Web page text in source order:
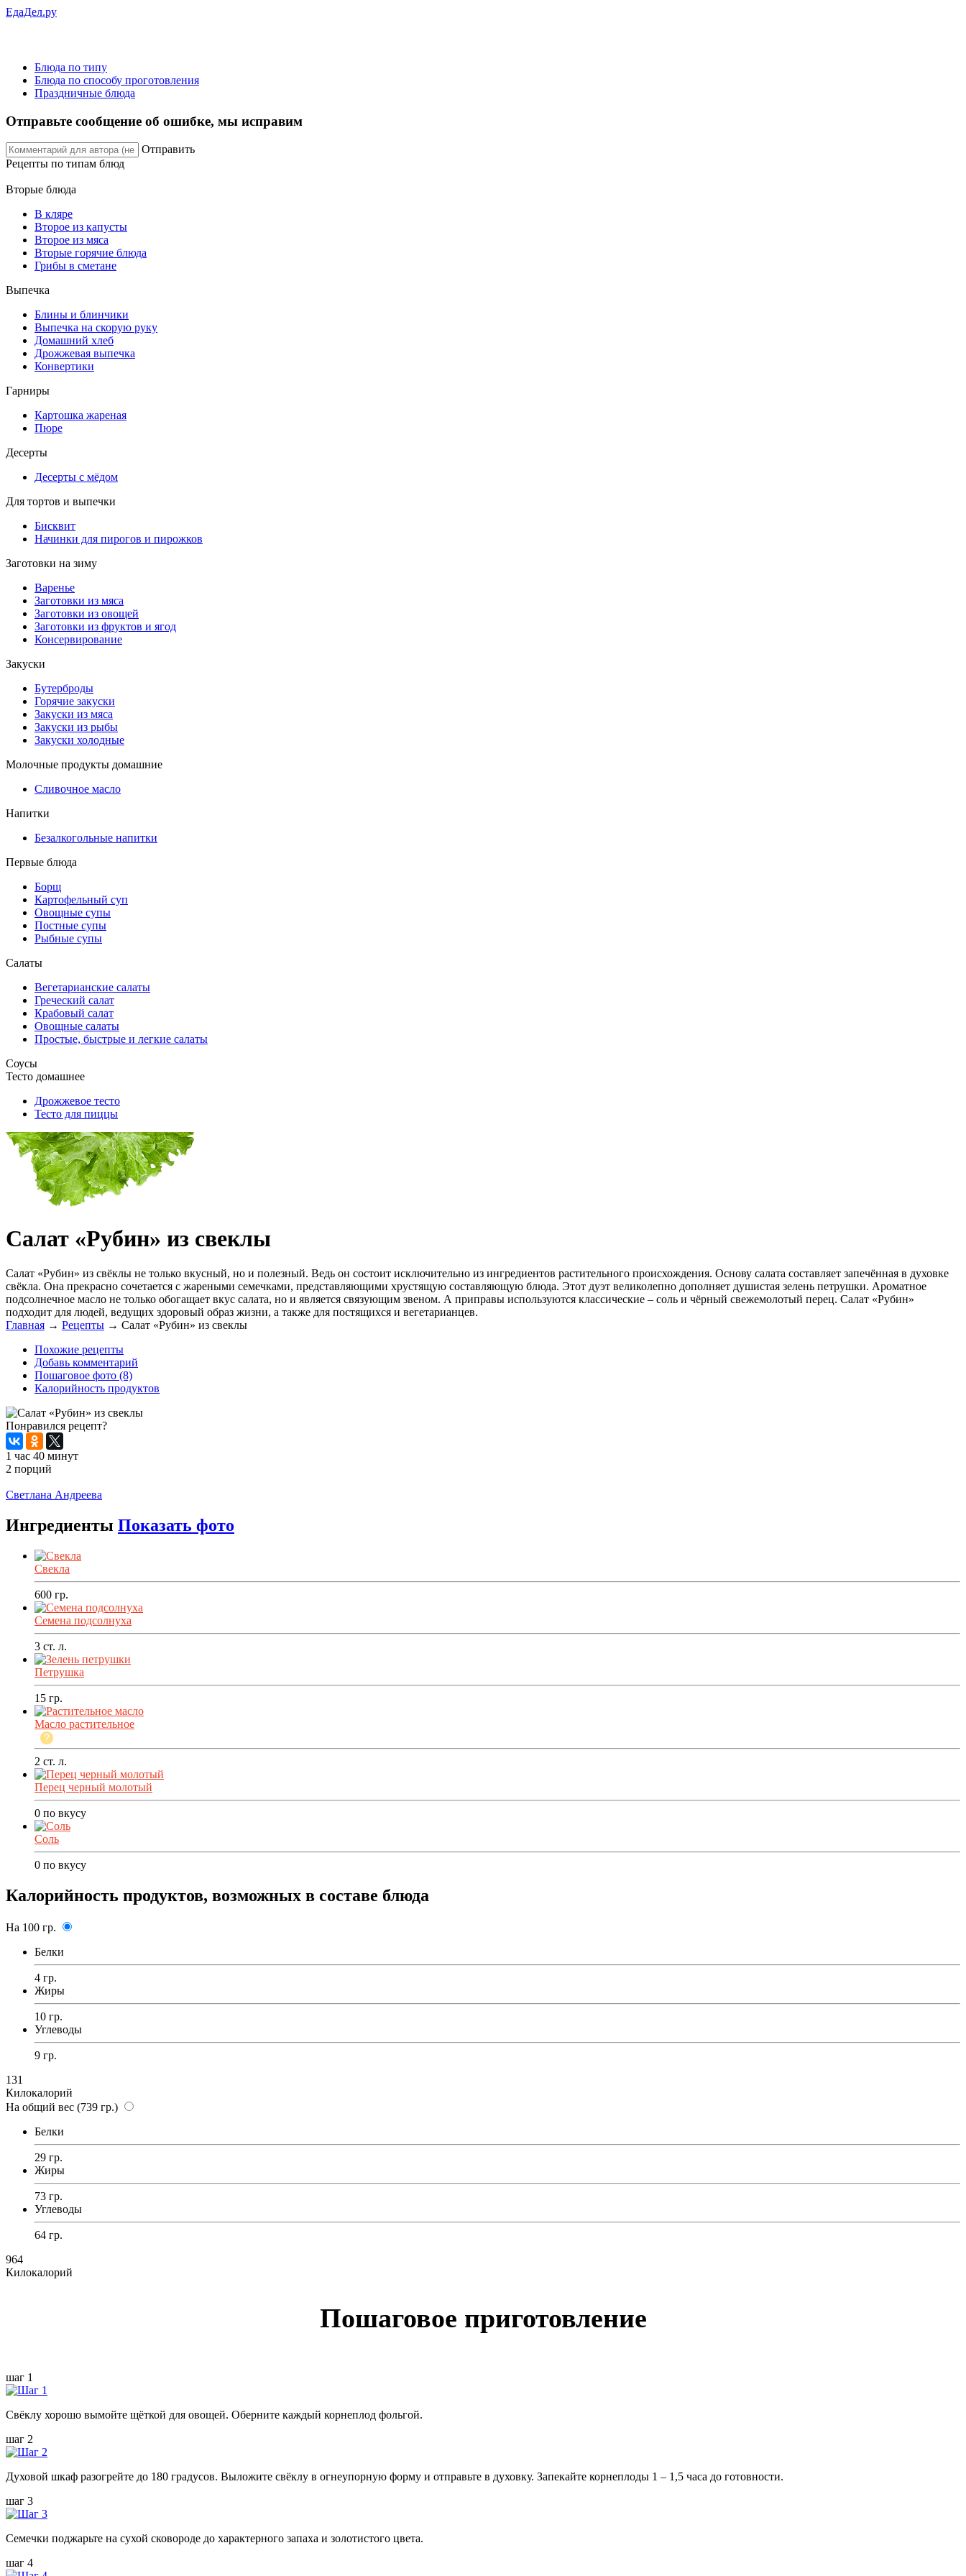
ЕдаДел.ру
Блюда по типу
Блюда по способу проготовления
Праздничные блюда
Отправьте сообщение об ошибке, мы исправим
Отправить
Рецепты по типам блюд
Вторые блюда
В кляре
Второе из капусты
Второе из мяса
Вторые горячие блюда
Грибы в сметане
Выпечка
Блины и блинчики
Выпечка на скорую руку
Домашний хлеб
Дрожжевая выпечка
Конвертики
Гарниры
Картошка жареная
Пюре
Десерты
Десерты с мёдом
Для тортов и выпечки
Бисквит
Начинки для пирогов и пирожков
Заготовки на зиму
Варенье
Заготовки из мяса
Заготовки из овощей
Заготовки из фруктов и ягод
Консервирование
Закуски
Бутерброды
Горячие закуски
Закуски из мяса
Закуски из рыбы
Закуски холодные
Молочные продукты домашние
Сливочное масло
Напитки
Безалкогольные напитки
Первые блюда
Борщ
Картофельный суп
Овощные супы
Постные супы
Рыбные супы
Салаты
Вегетарианские салаты
Греческий салат
Крабовый салат
Овощные салаты
Простые, быстрые и легкие салаты
Соусы
Тесто домашнее
Дрожжевое тесто
Тесто для пиццы
Салат «Рубин» из свеклы
Салат «Рубин» из свёклы не только вкусный, но и полезный. Ведь он состоит исключительно из ингредиентов растительного происхождения. Основу салата составляет запечённая в духовке
свёкла. Она прекрасно сочетается с жареными семечками, представляющими хрустящую составляющую блюда. Этот дуэт великолепно дополняет душистая зелень петрушки. Ароматное
подсолнечное масло не только обогащает вкус салата, но и является связующим звеном. А приправы используются классические – соль и чёрный свежемолотый перец. Салат «Рубин»
подходит для людей, ведущих здоровый образ жизни, а также для постящихся и вегетарианцев.
Главная → Рецепты → Салат «Рубин» из свеклы
Похожие рецепты
Добавь комментарий
Пошаговое фото (8)
Калорийность продуктов
Понравился рецепт?
1 час 40 минут
2 порций
Светлана Андреева
Ингредиенты Показать фото
Свекла
600 гр.
Семена подсолнуха
3 ст. л.
Петрушка
15 гр.
Масло растительное
2 ст. л.
Перец черный молотый
0 по вкусу
Соль
0 по вкусу
Калорийность продуктов, возможных в составе блюда
На 100 гр.
Белки
4 гр.
Жиры
10 гр.
Углеводы
9 гр.
131
Килокалорий
На общий вес (739 гр.)
Белки
29 гр.
Жиры
73 гр.
Углеводы
64 гр.
964
Килокалорий
Пошаговое приготовление
шаг 1
Свёклу хорошо вымойте щёткой для овощей. Оберните каждый корнеплод фольгой.
шаг 2
Духовой шкаф разогрейте до 180 градусов. Выложите свёклу в огнеупорную форму и отправьте в духовку. Запекайте корнеплоды 1 – 1,5 часа до готовности.
шаг 3
Семечки поджарьте на сухой сковороде до характерного запаха и золотистого цвета.
шаг 4